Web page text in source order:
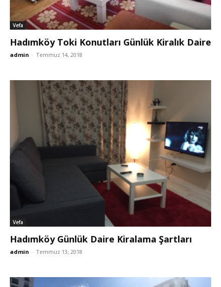
Vefa
Hadımköy Toki Konutları Günlük Kiralık Daire
admin - Temmuz 14, 2018
Vefa
Hadımköy Günlük Daire Kiralama Şartları
admin - Temmuz 13, 2018